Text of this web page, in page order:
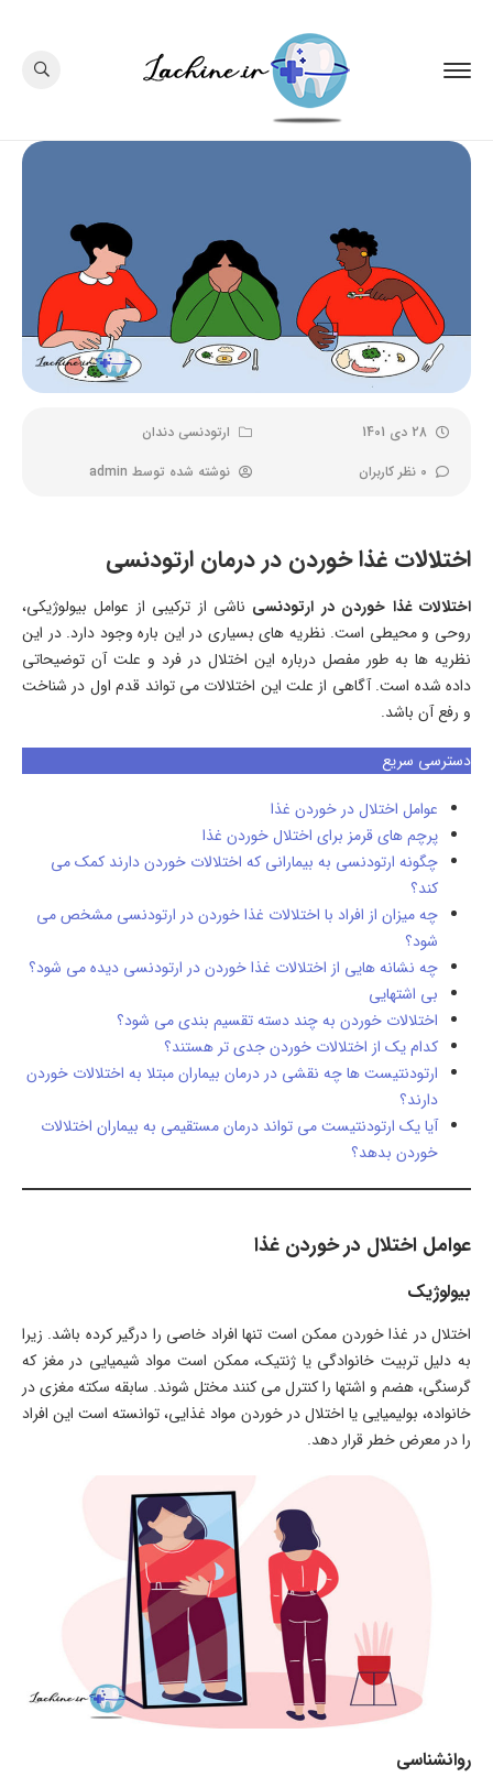
28 دی 1401
ارتودنسی دندان
0 نظر کاربران
نوشته شده توسط admin
اختلالات غذا خوردن در درمان ارتودنسی
اختلالات غذا خوردن در ارتودنسی ناشی از ترکیبی از عوامل بیولوژیکی،
روحی و محیطی است. نظریه های بسیاری در این باره وجود دارد. در این
نظریه ها به طور مفصل درباره این اختلال در فرد و علت آن توضیحاتی
داده شده است. آگاهی از علت این اختلالات می تواند قدم اول در شناخت
و رفع آن باشد.
دسترسی سریع
عوامل اختلال در خوردن غذا
پرچم های قرمز برای اختلال خوردن غذا
چگونه ارتودنسی به بیمارانی که اختلالات خوردن دارند کمک می
کند؟
چه میزان از افراد با اختلالات غذا خوردن در ارتودنسی مشخص می
شود؟
چه نشانه هایی از اختلالات غذا خوردن در ارتودنسی دیده می شود؟
بی اشتهایی
اختلالات خوردن به چند دسته تقسیم بندی می شود؟
کدام یک از اختلالات خوردن جدی تر هستند؟
ارتودنتیست ها چه نقشی در درمان بیماران مبتلا به اختلالات خوردن
دارند؟
آیا یک ارتودنتیست می تواند درمان مستقیمی به بیماران اختلالات
خوردن بدهد؟
عوامل اختلال در خوردن غذا
بیولوژیک
اختلال در غذا خوردن ممکن است تنها افراد خاصی را درگیر کرده باشد. زیرا
به دلیل تربیت خانوادگی یا ژنتیک، ممکن است مواد شیمیایی در مغز که
گرسنگی، هضم و اشتها را کنترل می کنند مختل شوند. سابقه سکته مغزی در
خانواده، بولیمیایی یا اختلال در خوردن مواد غذایی، توانسته است این افراد
را در معرض خطر قرار دهد.
روانشناسی